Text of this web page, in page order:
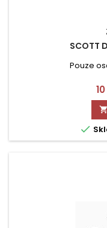
SCOTT
Pouze

